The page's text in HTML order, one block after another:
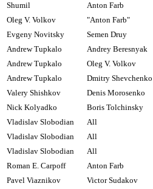
Shumil Anton Farb
Oleg V. Volkov "Anton Farb"
Evgeny Novitsky Semen Druy
Andrew Tupkalo Andrey Beresnyak
Andrew Tupkalo Oleg V. Volkov
Andrew Tupkalo Dmitry Shevchenko
Valery Shishkov Denis Morosenko
Nick Kolyadko Boris Tolchinsky
Vladislav Slobodian All
Vladislav Slobodian All
Vladislav Slobodian All
Roman E. Carpoff Anton Farb
Pavel Viaznikov Victor Sudakov